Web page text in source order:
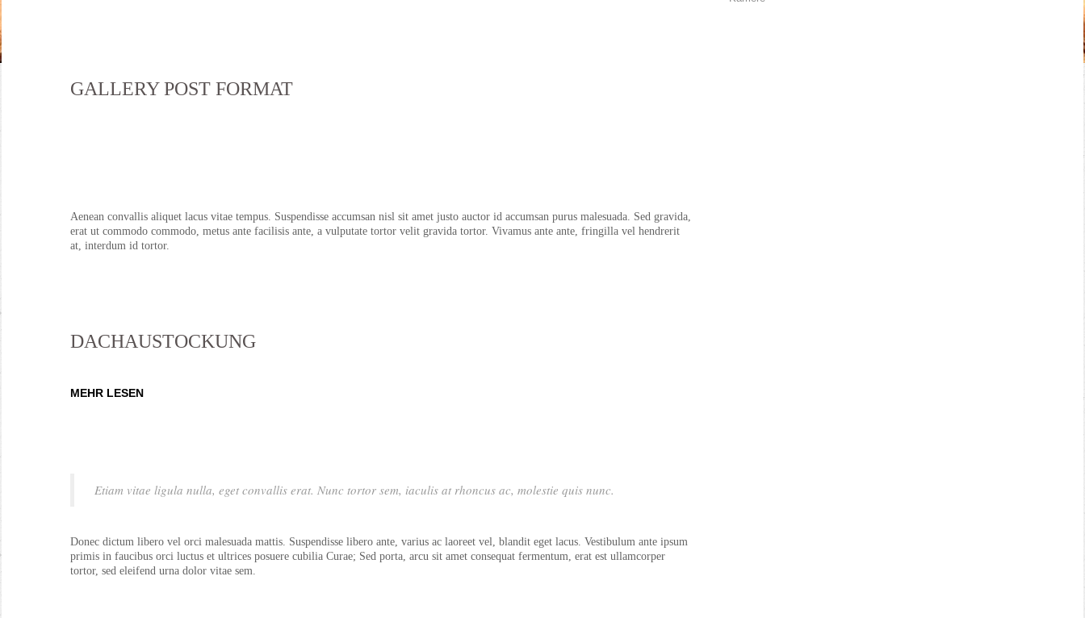
GALLERY POST FORMAT
Aenean convallis aliquet lacus vitae tempus. Suspendisse accumsan nisl sit amet justo auctor id accumsan purus malesuada. Sed gravida,
erat ut commodo commodo, metus ante facilisis ante, a vulputate tortor velit gravida tortor. Vivamus ante ante, fringilla vel hendrerit
at, interdum id tortor.
DACHAUSTOCKUNG
MEHR LESEN
Etiam vitae ligula nulla, eget convallis erat. Nunc tortor sem, iaculis at rhoncus ac, molestie quis nunc.
Donec dictum libero vel orci malesuada mattis. Suspendisse libero ante, varius ac laoreet vel, blandit eget lacus. Vestibulum ante ipsum
primis in faucibus orci luctus et ultrices posuere cubilia Curae; Sed porta, arcu sit amet consequat fermentum, erat est ullamcorper
tortor, sed eleifend urna dolor vitae sem.